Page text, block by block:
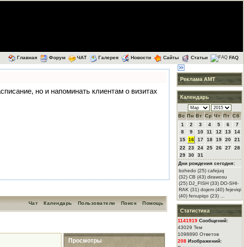
Главная Форум ЧАТ Галерея Новости Сайты Статьи FAQ
но и напоминать клиентам о визитах
Помощь
Поиск
Пользователи
Календарь
Чат
Просмотры
Реклама АМТ
Календарь
Вс Пн Вт Ср Чт Пт Сб
1
2 3 4 5 6
7
8
9 10 11 12 13
14
15 16 17 18 19 20
21
22
23 24 25 26 27
28
29 30
31
Дни рождения сегодня:
bohedo (25) cafejuq
(32) CB (43) dirawosu
(25) DJ_FISH (33) DO-SHI-
RAK (31) dojem (40) fejeviqi
(40) fenupiqo (23) ...
Статистика
1141919 Сообщений:
43029 Тем
1098890 Ответов
208 Изображений: